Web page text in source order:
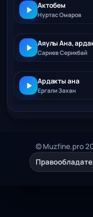
Актобем
Нуртас Омаров
Аяулы Ана,
Сариев Серикбай
Ардакты ана
Ергали Захан
© Muzfine.pro